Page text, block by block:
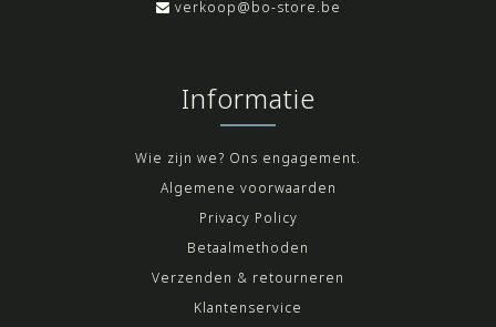
verkoop@bo-store.be
Informatie
Wie zijn we? Ons engagement.
Algemene voorwaarden
Privacy Policy
Betaalmethoden
Verzenden & retourneren
Klantenservice